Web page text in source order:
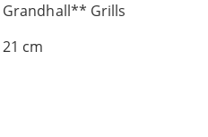
Grills
cm